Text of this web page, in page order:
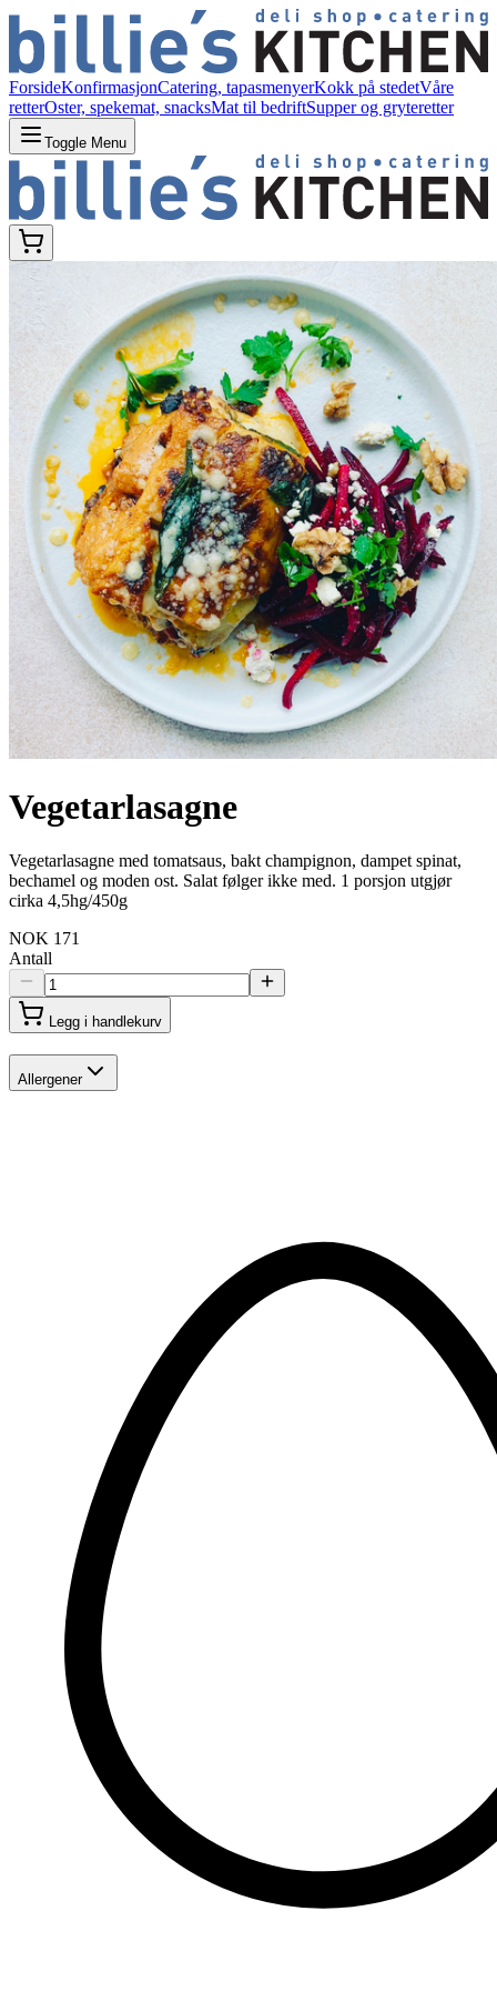
ForsideKonfirmasjonCatering, tapasmenyerKokk på stedetVåre
retterOster, spekemat, snacksMat til bedriftSupper og gryteretter
Toggle Menu
Vegetarlasagne
Vegetarlasagne med tomatsaus, bakt champignon, dampet spinat,
bechamel og moden ost. Salat følger ikke med. 1 porsjon utgjør
cirka 4,5hg/450g
NOK 171
Antall
Legg i handlekurv
Allergener